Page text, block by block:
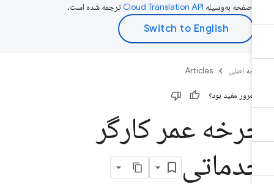
صفحه به‌وسیله ترجمه شده است.
اصلی Articles
مرور مفید بود؟
عمر کارگر